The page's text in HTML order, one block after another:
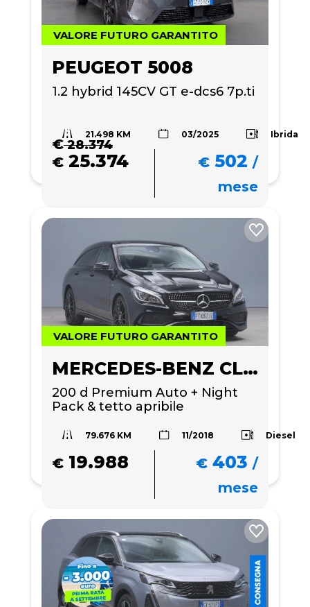
VALORE FUTURO GARANTITO
PEUGEOT 5008
1.2 hybrid 145CV GT e-dcs6 7p.ti
21.498 KM 03/2025 Ibrida
€28.374
€ 25.374 € 502 /
mese
VALORE FUTURO GARANTITO
MERCEDES-BENZ CLA 200
200 d Premium Auto + Night
Pack & tetto apribile
79.676 KM 11/2018 Diesel
€ 19.988 € 403 /
mese